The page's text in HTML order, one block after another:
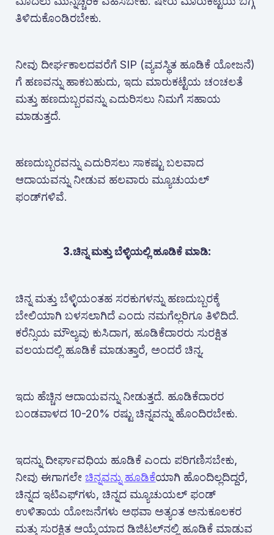
ತಿಳಿದುಕೊಂಡಿರಬೇಕು.
ನೀವು ದೀರ್ಘಕಾಲದವರೆಗೆ SIP (ವ್ಯವಸ್ಥಿತ ಹೂಡಿಕೆ ಯೋಜನೆ)
ಗೆ ಹಣವನ್ನು ಹಾಕಬಹುದು, ಇದು ಮಾರುಕಟ್ಟೆಯ ಚಂಚಲತೆ
ಮತ್ತು ಹಣದುಬ್ಬರವನ್ನು ಎದುರಿಸಲು ನಿಮಗೆ ಸಹಾಯ
ಮಾಡುತ್ತದೆ.
ಹಣದುಬ್ಬರವನ್ನು ಎದುರಿಸಲು ಸಾಕಷ್ಟು ಬಲವಾದ
ಆದಾಯವನ್ನು ನೀಡುವ ಹಲವಾರು ಮ್ಯೂಚುಯಲ್
ಫಂಡ್‌ಗಳಿವೆ.
3.ಚಿನ್ನ ಮತ್ತು ಬೆಳ್ಳಿಯಲ್ಲಿ ಹೂಡಿಕೆ ಮಾಡಿ:
ಚಿನ್ನ ಮತ್ತು ಬೆಳ್ಳಿಯಂತಹ ಸರಕುಗಳನ್ನು ಹಣದುಬ್ಬರಕ್ಕೆ
ಬೇಲಿಯಾಗಿ ಬಳಸಲಾಗಿದೆ ಎಂದು ನಮಗೆಲ್ಲರಿಗೂ ತಿಳಿದಿದೆ.
ಕರೆನ್ಸಿಯ ಮೌಲ್ಯವು ಕುಸಿದಾಗ, ಹೂಡಿಕೆದಾರರು ಸುರಕ್ಷಿತ
ವಲಯದಲ್ಲಿ ಹೂಡಿಕೆ ಮಾಡುತ್ತಾರೆ, ಅಂದರೆ ಚಿನ್ನ.
ಇದು ಹೆಚ್ಚಿನ ಆದಾಯವನ್ನು ನೀಡುತ್ತದೆ. ಹೂಡಿಕೆದಾರರ
ಬಂಡವಾಳದ 10-20% ರಷ್ಟು ಚಿನ್ನವನ್ನು ಹೊಂದಿರಬೇಕು.
ಇದನ್ನು ದೀರ್ಘಾವಧಿಯ ಹೂಡಿಕೆ ಎಂದು ಪರಿಗಣಿಸಬೇಕು,
ನೀವು ಈಗಾಗಲೇಚಿನ್ನವನ್ನು ಹೂಡಿಕೆಯಾಗಿ ಹೊಂದಿಲ್ಲದಿದ್ದರೆ,
ಚಿನ್ನದ ಇಟಿಎಫ್‌ಗಳು, ಚಿನ್ನದ ಮ್ಯೂಚುಯಲ್ ಫಂಡ್
ಉಳಿತಾಯ ಯೋಜನೆಗಳು ಅಥವಾ ಅತ್ಯಂತ ಅನುಕೂಲಕರ
ಮತ್ತು ಸುರಕ್ಷಿತ ಆಯ್ಕೆಯಾದ ಡಿಜಿಟಲ್‌ನಲ್ಲಿ ಹೂಡಿಕೆ ಮಾಡುವ